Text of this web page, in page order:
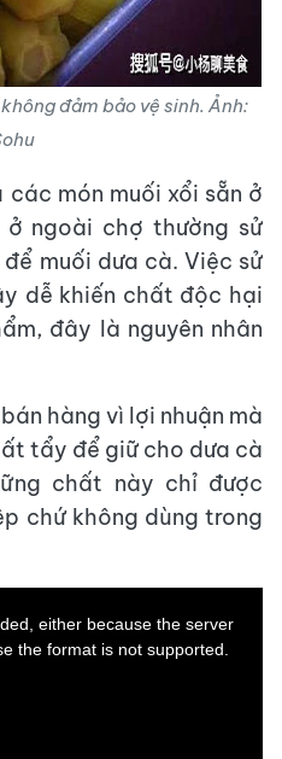
đảm bảo vệ sinh. Ảnh:
món muối xổi sẵn ở
ở ngoài chợ thường sử
muối dưa cà. Việc sử
dễ khiến chất độc hại
đây là nguyên nhân
hàng vì lợi nhuận mà
tẩy để giữ cho dưa cà
chất này chỉ được
chứ không dùng trong
either because the server
the format is not supported.